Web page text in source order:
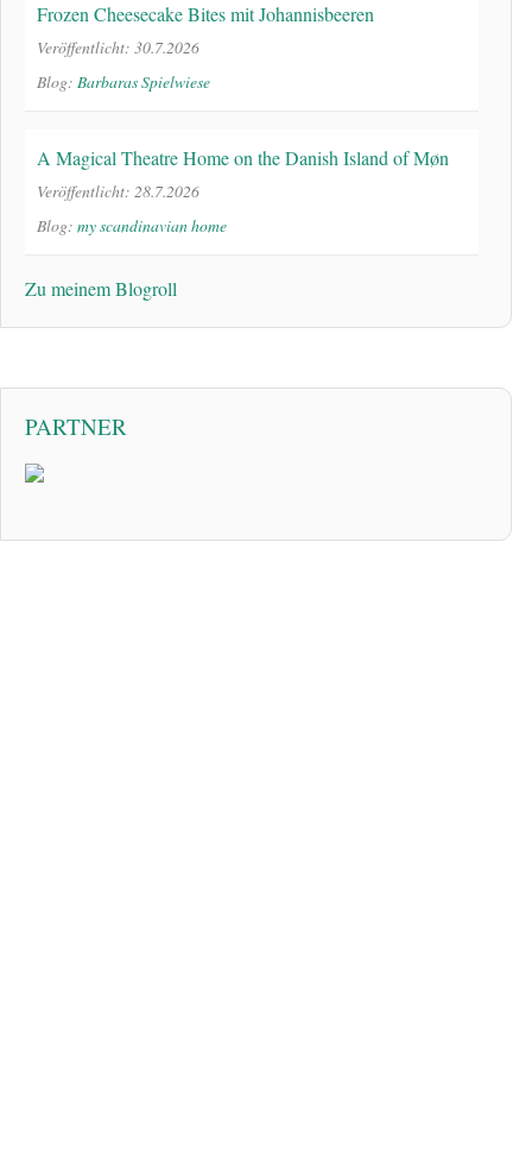
Frozen Cheesecake Bites mit Johannisbeeren
Veröffentlicht: 30.7.2026
Blog: Barbaras Spielwiese
A Magical Theatre Home on the Danish Island of Møn
Veröffentlicht: 28.7.2026
Blog: my scandinavian home
Zu meinem Blogroll
PARTNER